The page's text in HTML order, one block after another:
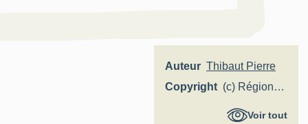
Auteur Thibaut Pierre
Copyright (c) Région
Hauts-de-
Voir tout